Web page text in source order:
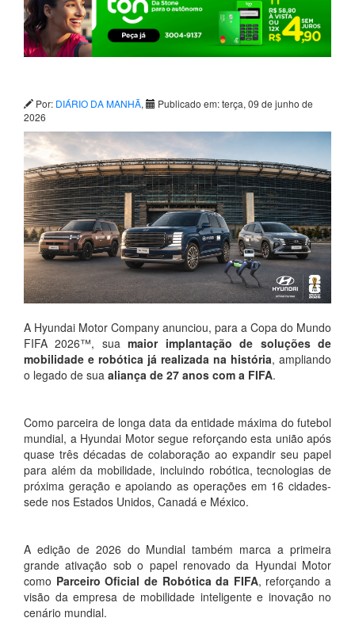
Por: DIÁRIO DA MANHÃ,
Publicado em: terça, 09 de junho de
2026
A Hyundai Motor Company anunciou, para a Copa do Mundo
FIFA 2026™, suamaior implantação de soluções de
mobilidade e robótica já realizada na história, ampliando
o legado de sua aliança de 27 anos com a FIFA.
Como parceira de longa data da entidade máxima do futebol
mundial, a Hyundai Motor segue reforçando esta união após
quase três décadas de colaboração ao expandir seu papel
para além da mobilidade, incluindo robótica, tecnologias de
próxima geração e apoiando as operações em 16 cidades-
sede nos Estados Unidos, Canadá e México.
A edição de 2026 do Mundial também marca a primeira
grande ativação sob o papel renovado da Hyundai Motor
como Parceiro Oficial de Robótica da FIFA, reforçando a
visão da empresa de mobilidade inteligente e inovação no
cenário mundial.